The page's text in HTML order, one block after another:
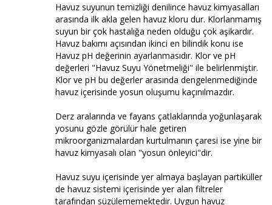
Havuz suyunun temizliği denilince havuz kimyasalları
arasında ilk akla gelen havuz kloru dur. Klorlanmamış
suyun bir çok hastalığa neden olduğu çok aşikardır.
Havuz bakımı açısından ikinci en bilindik konu ise
Havuz pH değerinin ayarlanmasıdır. Klor ve pH
değerleri "Havuz Suyu Yönetmeliği" ile belirlenmiştir.
Klor ve pH bu değerler arasında dengelenmediğinde
havuz içerisinde yosun oluşumu kaçınılmazdır.
Derz aralarında ve fayans çatlaklarında yoğunlaşarak
yosunu gözle görülür hale getiren
mikroorganizmalardan kurtulmanın çaresi ise yine bir
havuz kimyasalı olan "yosun önleyici"dir.
Havuz suyu içerisinde yer almaya başlayan partiküller
de havuz sistemi içerisinde yer alan filtreler
tarafından süzülememektedir. Uygun havuz